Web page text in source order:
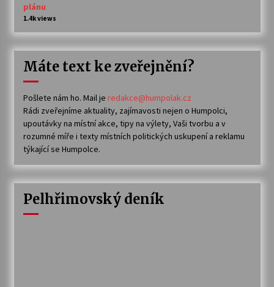
plánu
1.4k views
Máte text ke zveřejnění?
Pošlete nám ho. Mail je redakce@humpolak.cz
Rádi zveřejníme aktuality, zajímavosti nejen o Humpolci,
upoutávky na místní akce, tipy na výlety, Vaši tvorbu a v
rozumné míře i texty místních politických uskupení a reklamu
týkající se Humpolce.
Pelhřimovský deník